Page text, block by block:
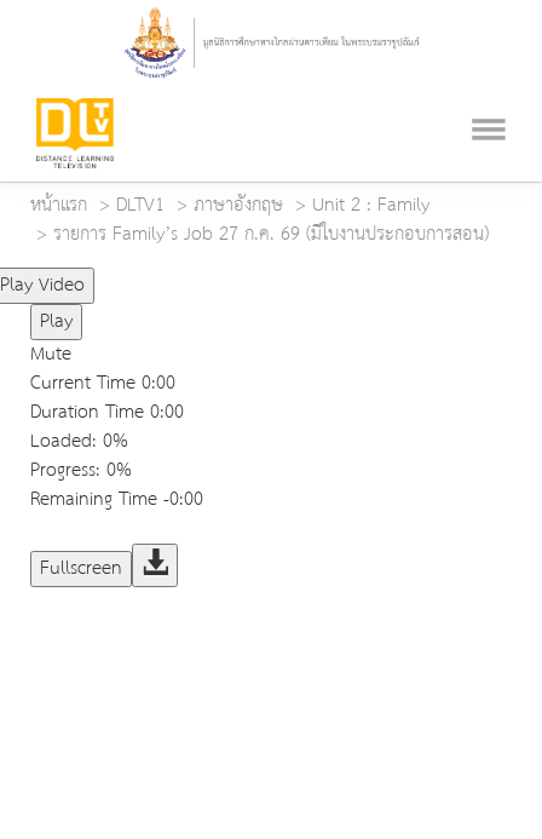
หน้าแรก DLTV1 ภาษาอังกฤษ
Unit 2 : Family
รายการ Family’s Job 27 ก.ค. 69 (มีใบงานประกอบการสอน)
Play Video
Play
Mute
Current Time0:00
Duration Time0:00
Loaded: 0%
Progress: 0%
Remaining Time-0:00
Fullscreen